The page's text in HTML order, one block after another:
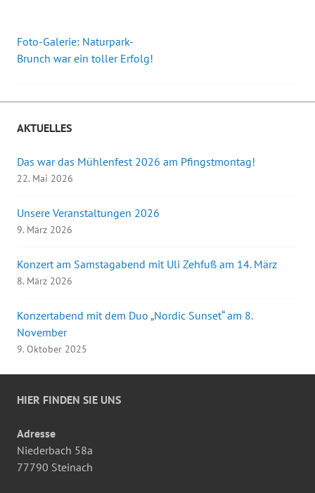
Beitrags-
Foto-Galerie: Naturpark-
Brunch war ein toller Erfolg!
AKTUELLES
Das war das Mühlenfest 2026 am Pfingstmontag!
22. Mai 2026
Unsere Veranstaltungen 2026
9. März 2026
Konzert am Samstagabend mit Uli Zehfuß am 14. März
8. März 2026
Konzertabend mit dem Duo „Nordic Sunset“ am 8.
November
9. Oktober 2025
HIER FINDEN SIE UNS
Adresse
Niederbach 58a
77790 Steinach